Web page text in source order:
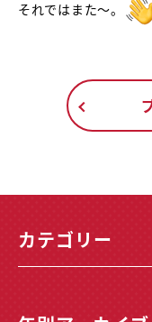
それではまた～。
カテゴリー